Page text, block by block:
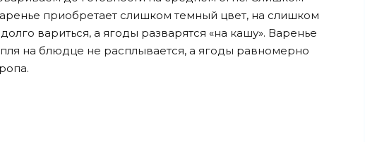
приобретает слишком темный цвет, на слишком
вариться, а ягоды разварятся «на кашу». Варенье
на блюдце не расплывается, а ягоды равномерно